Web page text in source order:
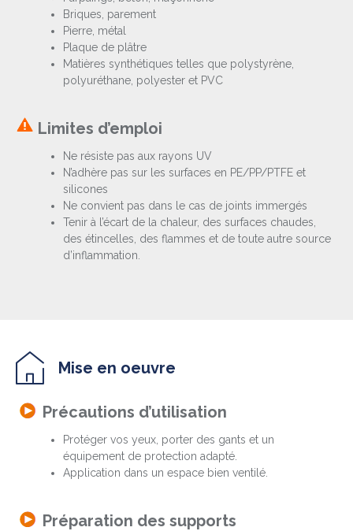
Briques, parement
Pierre, métal
Plaque de plâtre
Matières synthétiques telles que polystyrène,
polyuréthane, polyester et PVC
Limites d’emploi
Ne résiste pas aux rayons UV
N’adhère pas sur les surfaces en PE/PP/PTFE et
silicones
Ne convient pas dans le cas de joints immergés
Tenir à l’écart de la chaleur, des surfaces chaudes,
des étincelles, des flammes et de toute autre source
d’inflammation.
Mise en oeuvre
Précautions d’utilisation
Protéger vos yeux, porter des gants et un
équipement de protection adapté.
Application dans un espace bien ventilé.
Préparation des supports